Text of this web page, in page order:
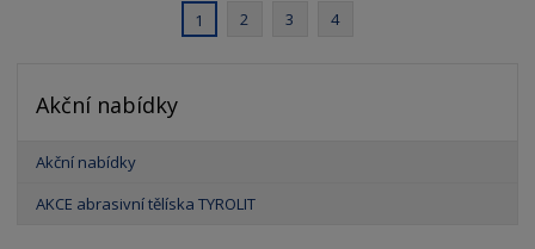
1 2 3 4
Akční nabídky
Akční nabídky
AKCE abrasivní tělíska TYROLIT